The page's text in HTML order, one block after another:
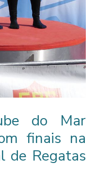
do Mar
finais na
de Regatas